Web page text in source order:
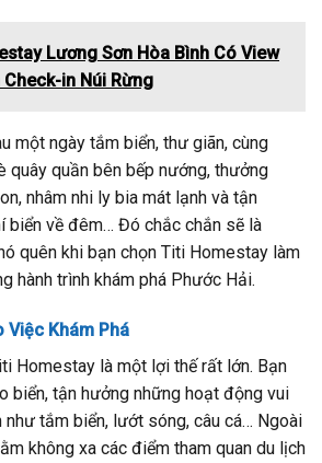
Lương Sơn Hòa Bình Có View
in Núi Rừng
một ngày tắm biển, thư giãn, cùng
quây quần bên bếp nướng, thưởng
nhâm nhi ly bia mát lạnh và tận
biển về đêm… Đó chắc chắn sẽ là
quên khi bạn chọn Titi Homestay làm
hành trình khám phá Phước Hải.
Việc Khám Phá
Homestay là một lợi thế rất lớn. Bạn
biển, tận hưởng những hoạt động vui
tắm biển, lướt sóng, câu cá… Ngoài
không xa các điểm tham quan du lịch